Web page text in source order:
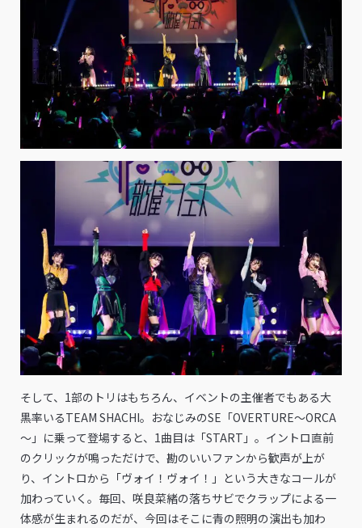
そして、1部のトリはもちろん、イベントの主催者でもある大
黒率いるTEAM SHACHI。おなじみのSE「OVERTURE～ORCA
～」に乗って登場すると、1曲目は「START」。イントロ直前
のクリックが鳴っただけで、勘のいいファンから歓声が上が
り、イントロから「ヴォイ！ヴォイ！」という大きなコールが
加わっていく。毎回、咲良菜緒の落ちサビでクラップによる一
体感が生まれるのだが、今回はそこに青の照明の演出も加わ